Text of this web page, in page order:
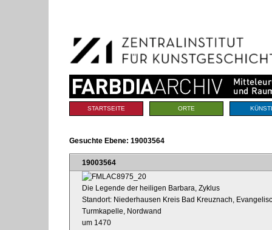
Navigation
Sektionen
STARTSEITE ORTE
Gesuchte Ebene: 19003564
19003564
Die Legende der heiligen Barbara, Zyklus
Standort: Niederhausen Kreis Bad Kreuznach,
Turmkapelle, Nordwand
um 1470